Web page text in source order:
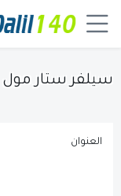
سيلفر ستار مول
العنوان